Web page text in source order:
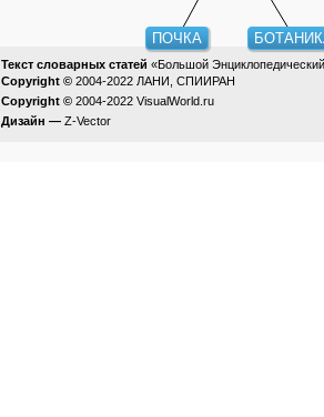
ПОЧКА
Текст словарных статей «Большой
Copyright © 2004-2022 ЛАНИ, СПИИРАН
Copyright © 2004-2022 VisualWorld.ru
Дизайн — Z-Vector